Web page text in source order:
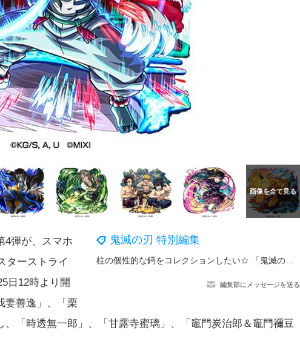
鬼滅の刃 特別編集
編集部にメッセージを送る
4弾が、スマホ
ターストライ
日12時より開
妻善逸」、「栗
「時透無一郎」、「甘露寺蜜璃」、「竈門炭治郎＆竈門禰豆